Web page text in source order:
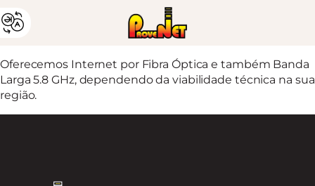
Oferecemos Internet por Fibra Óptica e também Banda
Larga 5.8 GHz, dependendo da viabilidade técnica na sua
região.